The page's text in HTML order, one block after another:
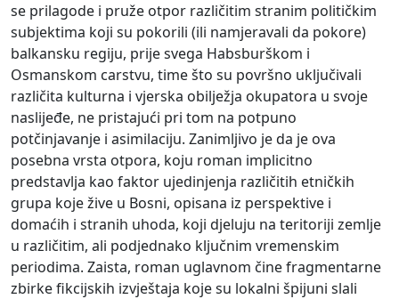
se prilagode i pruže otpor različitim stranim političkim
subjektima koji su pokorili (ili namjeravali da pokore)
balkansku regiju, prije svega Habsburškom i
Osmanskom carstvu, time što su površno uključivali
različita kulturna i vjerska obilježja okupatora u svoje
naslijeđe, ne pristajući pri tom na potpuno
potčinjavanje i asimilaciju. Zanimljivo je da je ova
posebna vrsta otpora, koju roman implicitno
predstavlja kao faktor ujedinjenja različitih etničkih
grupa koje žive u Bosni, opisana iz perspektive i
domaćih i stranih uhoda, koji djeluju na teritoriji zemlje
u različitim, ali podjednako ključnim vremenskim
periodima. Zaista, roman uglavnom čine fragmentarne
zbirke fikcijskih izvještaja koje su lokalni špijuni slali